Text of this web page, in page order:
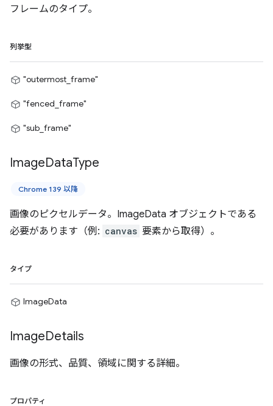
フレームのタイプ。
列挙型
"outermost_frame"
"fenced_frame"
"sub_frame"
ImageDataType
Chrome 139 以降
画像のピクセルデータ。ImageData オブジェクトである
必要があります（例: canvas 要素から取得）。
タイプ
ImageData
ImageDetails
画像の形式、品質、領域に関する詳細。
プロパティ